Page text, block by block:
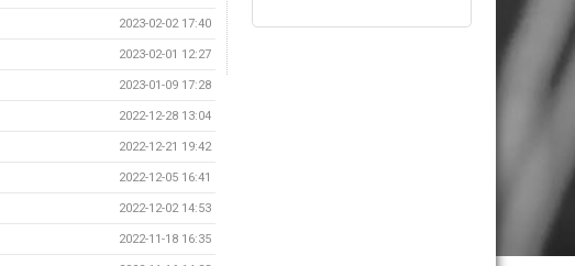
2023-02-02 17:40
2023-02-01 12:27
2023-01-09 17:28
2022-12-28 13:04
2022-12-21 19:42
2022-12-05 16:41
2022-12-02 14:53
2022-11-18 16:35